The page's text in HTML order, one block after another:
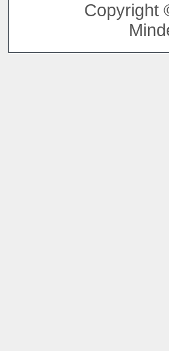
Copyright